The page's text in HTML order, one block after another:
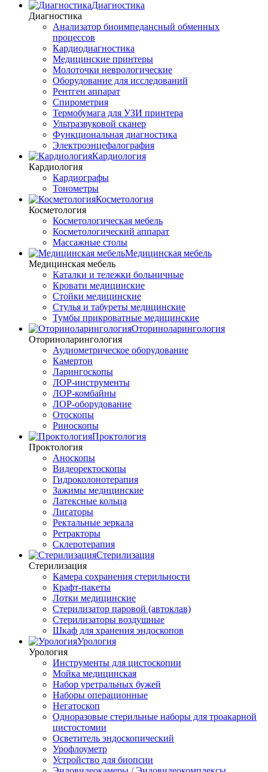
Диагностика
Диагностика
Анализатор биоимпедансный обменных
процессов
Кардиодиагностика
Медицинские принтеры
Молоточки неврологические
Оборудование для исследований
Рентген аппарат
Спирометрия
Термобумага для УЗИ принтера
Ультразвуковой сканер
Функциональная диагностика
Электроэнцефалография
Кардиология
Кардиология
Кардиографы
Тонометры
Косметология
Косметология
Косметологическая мебель
Косметологический аппарат
Массажные столы
Медицинская мебель
Медицинская мебель
Каталки и тележки больничные
Кровати медицинские
Стойки медицинские
Стулья и табуреты медицинские
Тумбы прикроватные медицинские
Оториноларингология
Оториноларингология
Аудиометрическое оборудование
Камертон
Ларингоскопы
ЛОР-инструменты
ЛОР-комбайны
ЛОР-оборудование
Отоскопы
Риноскопы
Проктология
Проктология
Аноскопы
Видеоректоскопы
Гидроколонотерапия
Зажимы медицинские
Латексные кольца
Лигаторы
Ректальные зеркала
Ретракторы
Склеротерапия
Стерилизация
Стерилизация
Камера сохранения стерильности
Крафт-пакеты
Лотки медицинские
Стерилизатор паровой (автоклав)
Стерилизаторы воздушные
Шкаф для хранения эндоскопов
Урология
Урология
Инструменты для цистоскопии
Мойка медицинская
Набор уретральных бужей
Наборы операционные
Негатоскоп
Одноразовые стерильные наборы для троакарной
цистостомии
Осветитель эндоскопический
Урофлоуметр
Устройство для биопсии